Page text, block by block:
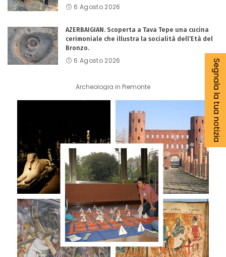
6 Agosto 2026
AZERBAIGIAN. Scoperta a Tava Tepe una cucina
cerimoniale che illustra la socialità dell’Età del
Bronzo.
6 Agosto 2026
Archeologia in Piemonte Segnala la tua notizia